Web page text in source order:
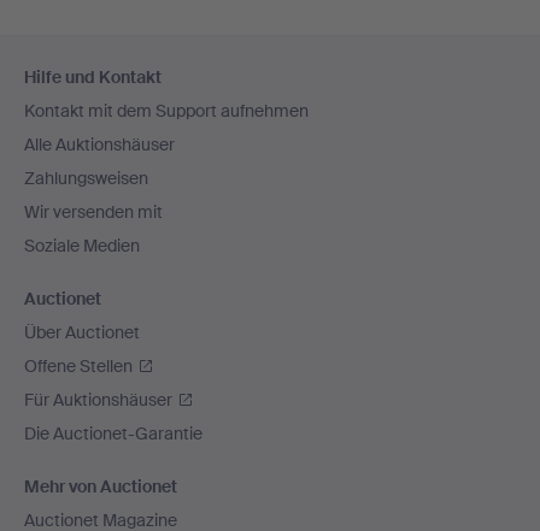
Navigation
Hilfe und Kontakt
Kontakt mit dem Support aufnehmen
Alle Auktionshäuser
Zahlungsweisen
Wir versenden mit
Soziale Medien
Auctionet
Über Auctionet
Offene Stellen
Für Auktionshäuser
Die Auctionet-Garantie
Mehr von Auctionet
Auctionet Magazine